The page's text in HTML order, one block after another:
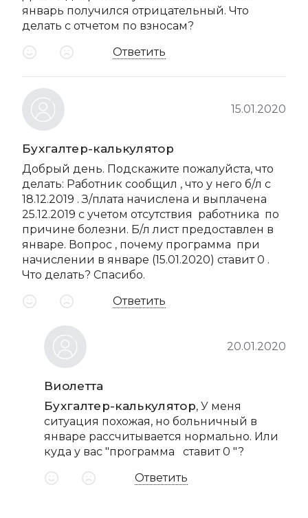
январь получился отрицательный. Что
делать с отчетом по взносам?
Ответить
Бухгалтер-калькулятор
15.01.2020
Добрый день. Подскажите пожалуйста, что
делать: Работник сообщил , что у него б/л с
18.12.2019 . З/плата начислена и выплачена
25.12.2019 с учетом отсутствия работника по
причине болезни. Б/л лист предоставлен в
январе. Вопрос , почему программа при
начислении в январе (15.01.2020) ставит 0 .
Что делать? Спасибо.
Ответить
Виолетта
20.01.2020
Бухгалтер-калькулятор, У меня
ситуация похожая, но больничный в
январе рассчитывается нормально. Или
куда у вас "программа ставит 0 "?
Ответить